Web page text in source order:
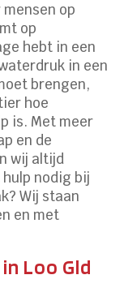
op
op
hebt in een
in een
brengen,
hoe
is. Met meer
en de
wij altijd
nodig bij
Wij staan
en met
Loo Gld